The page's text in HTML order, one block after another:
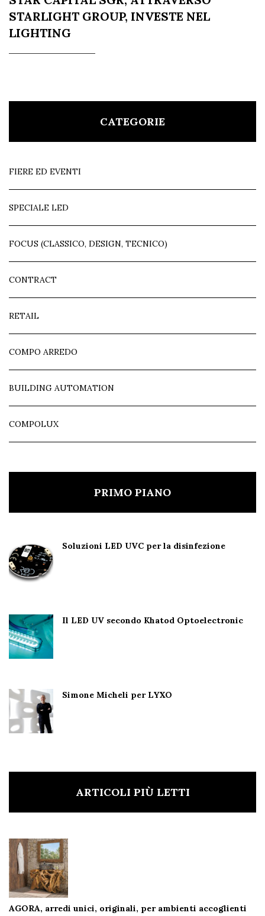
STARLIGHT GROUP, INVESTE NEL
LIGHTING
CATEGORIE
FIERE ED EVENTI
SPECIALE LED
FOCUS (CLASSICO, DESIGN, TECNICO)
CONTRACT
RETAIL
COMPO ARREDO
BUILDING AUTOMATION
COMPOLUX
PRIMO PIANO
Soluzioni LED UVC per la disinfezione
Il LED UV secondo Khatod Optoelectronic
Simone Micheli per LYXO
ARTICOLI PIÙ LETTI
AGORA, arredi unici, originali, per ambienti accoglienti